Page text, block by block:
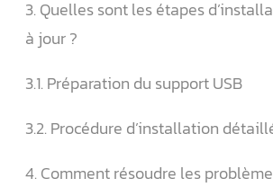
3. Quelles sont les étapes
à jour ?
3.1. Préparation du support USB
3.2. Procédure d’installation
4. Comment résoudre les